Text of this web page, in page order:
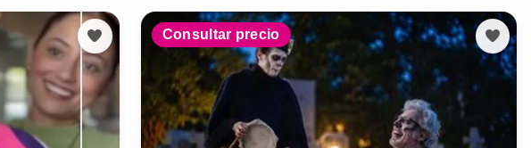
Consultar precio